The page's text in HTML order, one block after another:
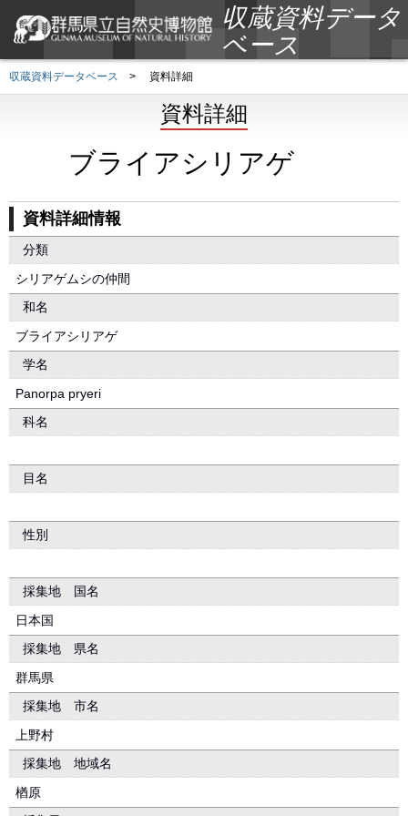
収蔵資料データ
ベース
収蔵資料データベース > 資料詳細
資料詳細
ブライアシリアゲ
資料詳細情報
分類
シリアゲムシの仲間
和名
ブライアシリアゲ
学名
Panorpa pryeri
科名
目名
性別
採集地 国名
日本国
採集地 県名
群馬県
採集地 市名
上野村
採集地 地域名
楢原